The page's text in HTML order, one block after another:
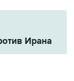
Ирана